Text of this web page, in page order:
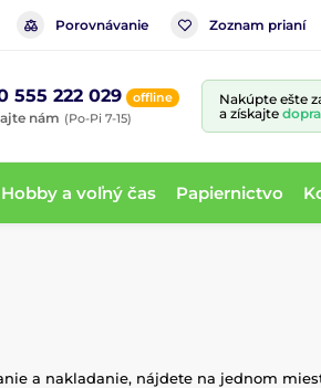
Porovnávanie Zoznam prianí
555 222 029 offline
nám (Po-Pi 7-15)
Nakúpte ešte
a získajte
Hobby a voľný čas Papiernictvo
a nakladanie, nájdete na jednom